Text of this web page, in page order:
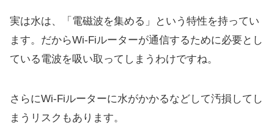
実は水は、「電磁波を集める」という特性を持ってい
ます。だからWi-Fiルーターが通信するために必要とし
ている電波を吸い取ってしまうわけですね。
さらにWi-Fiルーターに水がかかるなどして汚損してし
まうリスクもあります。